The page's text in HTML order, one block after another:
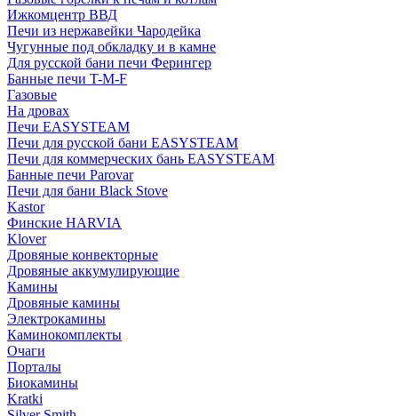
Ижкомцентр ВВД
Печи из нержавейки Чародейка
Чугунные под обкладку и в камне
Для русской бани печи Ферингер
Банные печи T-M-F
Газовые
На дровах
Печи EASYSTEAM
Печи для русской бани EASYSTEAM
Печи для коммерческих бань EASYSTEAM
Банные печи Parovar
Печи для бани Black Stove
Kastor
Финские HARVIA
Klover
Дровяные конвекторные
Дровяные аккумулирующие
Камины
Дровяные камины
Электрокамины
Каминокомплекты
Очаги
Порталы
Биокамины
Kratki